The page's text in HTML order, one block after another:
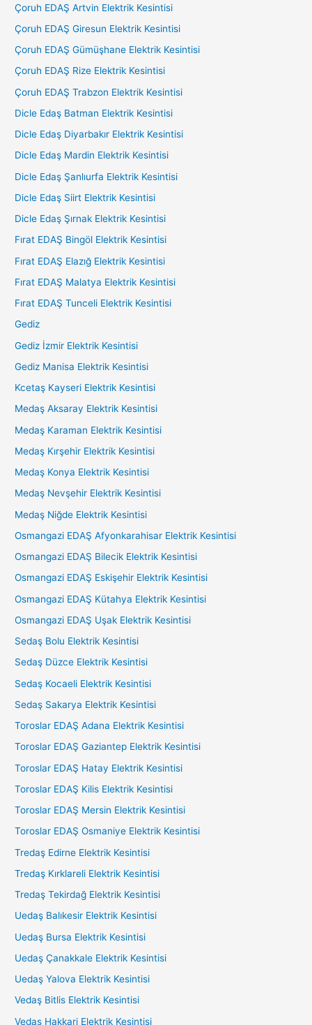
Çoruh EDAŞ Artvin Elektrik Kesintisi
Çoruh EDAŞ Giresun Elektrik Kesintisi
Çoruh EDAŞ Gümüşhane Elektrik Kesintisi
Çoruh EDAŞ Rize Elektrik Kesintisi
Çoruh EDAŞ Trabzon Elektrik Kesintisi
Dicle Edaş Batman Elektrik Kesintisi
Dicle Edaş Diyarbakır Elektrik Kesintisi
Dicle Edaş Mardin Elektrik Kesintisi
Dicle Edaş Şanlıurfa Elektrik Kesintisi
Dicle Edaş Siirt Elektrik Kesintisi
Dicle Edaş Şırnak Elektrik Kesintisi
Fırat EDAŞ Bingöl Elektrik Kesintisi
Fırat EDAŞ Elazığ Elektrik Kesintisi
Fırat EDAŞ Malatya Elektrik Kesintisi
Fırat EDAŞ Tunceli Elektrik Kesintisi
Gediz
Gediz İzmir Elektrik Kesintisi
Gediz Manisa Elektrik Kesintisi
Kcetaş Kayseri Elektrik Kesintisi
Medaş Aksaray Elektrik Kesintisi
Medaş Karaman Elektrik Kesintisi
Medaş Kırşehir Elektrik Kesintisi
Medaş Konya Elektrik Kesintisi
Medaş Nevşehir Elektrik Kesintisi
Medaş Niğde Elektrik Kesintisi
Osmangazi EDAŞ Afyonkarahisar Elektrik Kesintisi
Osmangazi EDAŞ Bilecik Elektrik Kesintisi
Osmangazi EDAŞ Eskişehir Elektrik Kesintisi
Osmangazi EDAŞ Kütahya Elektrik Kesintisi
Osmangazi EDAŞ Uşak Elektrik Kesintisi
Sedaş Bolu Elektrik Kesintisi
Sedaş Düzce Elektrik Kesintisi
Sedaş Kocaeli Elektrik Kesintisi
Sedaş Sakarya Elektrik Kesintisi
Toroslar EDAŞ Adana Elektrik Kesintisi
Toroslar EDAŞ Gaziantep Elektrik Kesintisi
Toroslar EDAŞ Hatay Elektrik Kesintisi
Toroslar EDAŞ Kilis Elektrik Kesintisi
Toroslar EDAŞ Mersin Elektrik Kesintisi
Toroslar EDAŞ Osmaniye Elektrik Kesintisi
Tredaş Edirne Elektrik Kesintisi
Tredaş Kırklareli Elektrik Kesintisi
Tredaş Tekirdağ Elektrik Kesintisi
Uedaş Balıkesir Elektrik Kesintisi
Uedaş Bursa Elektrik Kesintisi
Uedaş Çanakkale Elektrik Kesintisi
Uedaş Yalova Elektrik Kesintisi
Vedaş Bitlis Elektrik Kesintisi
Vedaş Hakkari Elektrik Kesintisi